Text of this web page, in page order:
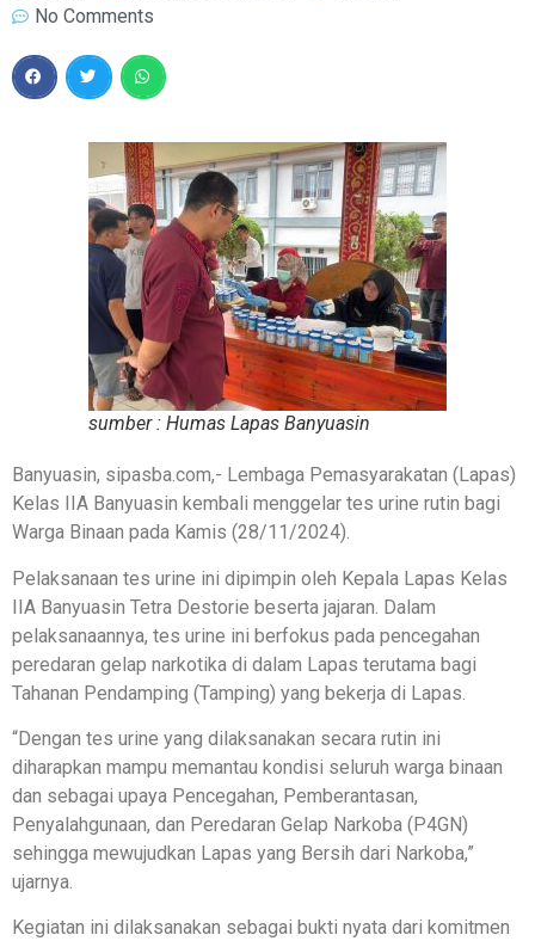
No Comments
sumber : Humas Lapas Banyuasin
Banyuasin, sipasba.com,- Lembaga Pemasyarakatan (Lapas)
Kelas IIA Banyuasin kembali menggelar tes urine rutin bagi
Warga Binaan pada Kamis (28/11/2024).
Pelaksanaan tes urine ini dipimpin oleh Kepala Lapas Kelas
IIA Banyuasin Tetra Destorie beserta jajaran. Dalam
pelaksanaannya, tes urine ini berfokus pada pencegahan
peredaran gelap narkotika di dalam Lapas terutama bagi
Tahanan Pendamping (Tamping) yang bekerja di Lapas.
“Dengan tes urine yang dilaksanakan secara rutin ini
diharapkan mampu memantau kondisi seluruh warga binaan
dan sebagai upaya Pencegahan, Pemberantasan,
Penyalahgunaan, dan Peredaran Gelap Narkoba (P4GN)
sehingga mewujudkan Lapas yang Bersih dari Narkoba,”
ujarnya.
Kegiatan ini dilaksanakan sebagai bukti nyata dari komitmen